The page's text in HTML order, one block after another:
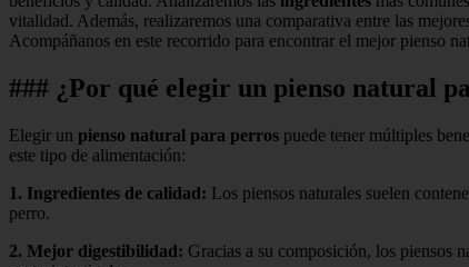
vitalidad. Además, realizaremos una comparativa entre las
Acompáñanos en este recorrido para encontrar el mejor pienso
### ¿Por qué elegir un pienso natural
Elegir un pienso natural para perros puede tener múltiples
este tipo de alimentación:
1. Ingredientes de calidad: Los piensos naturales suelen
perro.
2. Mejor digestibilidad: Gracias a su composición, los piensos